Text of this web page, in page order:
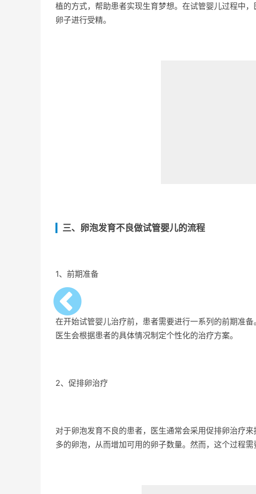
植的方式，帮助患者实现生育梦想。在试管婴儿过程中
卵子进行受精。
三、卵泡发育不良做试管婴儿的流程
1、前期准备
在开始试管婴儿治疗前，患者需要进行一系列的前期准
医生会根据患者的具体情况制定个性化的治疗方案。
2、促排卵治疗
对于卵泡发育不良的患者，医生通常会采用促排卵治疗
多的卵泡，从而增加可用的卵子数量。然而，这个过程